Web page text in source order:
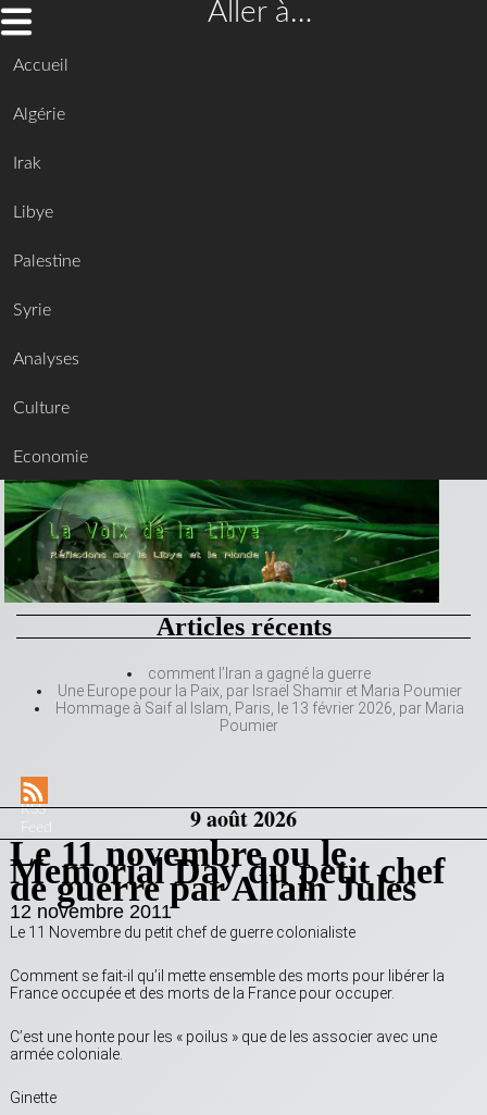
Aller à…
Accueil
Algérie
Irak
Libye
Palestine
Syrie
Analyses
Culture
Economie
Articles récents
comment l’Iran a gagné la guerre
Une Europe pour la Paix, par Israël Shamir et Maria Poumier
Hommage à Saif al Islam, Paris, le 13 février 2026, par Maria
Poumier
RSS
Feed
9 août 2026
Le 11 novembre ou le
Memorial Day du petit chef
de guerre par Allain Jules
12 novembre 2011
Le 11 Novembre du petit chef de guerre colonialiste
Comment se fait-il qu’il mette ensemble des morts pour libérer la
France occupée et des morts de la France pour occuper.
C’est une honte pour les « poilus » que de les associer avec une
armée coloniale.
Ginette